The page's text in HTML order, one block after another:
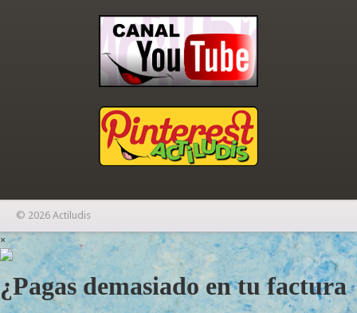
© 2026 Actiludis
×
¿Pagas demasiado en tu factura